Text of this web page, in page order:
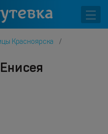
Красноярска